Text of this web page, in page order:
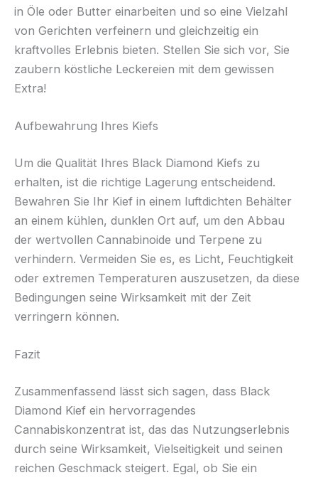
in Öle oder Butter einarbeiten und so eine Vielzahl
von Gerichten verfeinern und gleichzeitig ein
kraftvolles Erlebnis bieten. Stellen Sie sich vor, Sie
zaubern köstliche Leckereien mit dem gewissen
Extra!
Aufbewahrung Ihres Kiefs
Um die Qualität Ihres Black Diamond Kiefs zu
erhalten, ist die richtige Lagerung entscheidend.
Bewahren Sie Ihr Kief in einem luftdichten Behälter
an einem kühlen, dunklen Ort auf, um den Abbau
der wertvollen Cannabinoide und Terpene zu
verhindern. Vermeiden Sie es, es Licht, Feuchtigkeit
oder extremen Temperaturen auszusetzen, da diese
Bedingungen seine Wirksamkeit mit der Zeit
verringern können.
Fazit
Zusammenfassend lässt sich sagen, dass Black
Diamond Kief ein hervorragendes
Cannabiskonzentrat ist, das das Nutzungserlebnis
durch seine Wirksamkeit, Vielseitigkeit und seinen
reichen Geschmack steigert. Egal, ob Sie ein